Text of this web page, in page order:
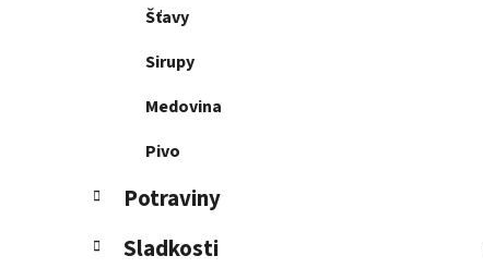
Šťavy
Sirupy
Medovina
Pivo
Potraviny
Sladkosti